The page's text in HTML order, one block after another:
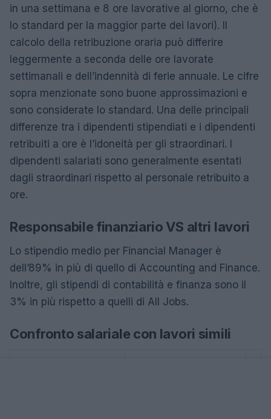
in ​​una settimana e 8 ore lavorative al giorno, che è
lo standard per la maggior parte dei lavori). Il
calcolo della retribuzione oraria può differire
leggermente a seconda delle ore lavorate
settimanali e dell’indennità di ferie annuale. Le cifre
sopra menzionate sono buone approssimazioni e
sono considerate lo standard. Una delle principali
differenze tra i dipendenti stipendiati e i dipendenti
retribuiti a ore è l’idoneità per gli straordinari. I
dipendenti salariati sono generalmente esentati
dagli straordinari rispetto al personale retribuito a
ore.
Responsabile finanziario VS altri lavori
Lo stipendio medio per Financial Manager è
dell’89% in più di quello di Accounting and Finance.
Inoltre, gli stipendi di contabilità e finanza sono il
3% in più rispetto a quelli di All Jobs.
Confronto salariale con lavori simili